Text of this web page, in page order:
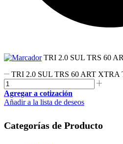
TRI 2.0 SUL TRS 60
TRI 2.0 SUL TRS 60 ART XTRA
Agregar a cotización
Añadir a la lista de deseos
Categorías de Producto